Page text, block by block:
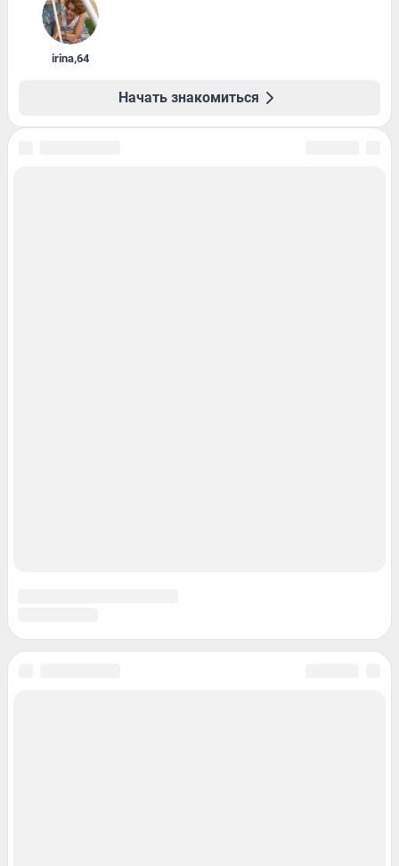
irina,64
Начать знакомиться